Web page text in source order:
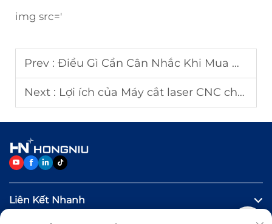
img src='
Prev : Điều Gì Cần Cân Nhắc Khi Mua Máy Cắt Laser?
Next : Lợi ích của Máy cắt laser CNC cho sản xuất quy mô lớn
Liên Kết Nhanh